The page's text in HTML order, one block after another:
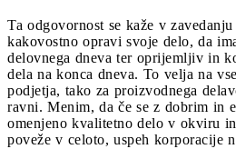
Ta odgovornost se kaže v zavedanju
kakovostno opravi svoje delo, da
delovnega dneva ter oprijemljiv in
dela na konca dneva. To velja na
podjetja, tako za proizvodnega
ravni. Menim, da če se z dobrim in
omenjeno kvalitetno delo v okviru
poveže v celoto, uspeh korporacije